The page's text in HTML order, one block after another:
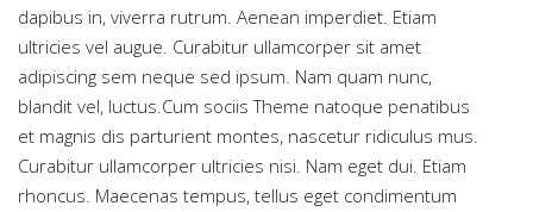
dapibus in, viverra rutrum. Aenean imperdiet. Etiam
ultricies vel augue. Curabitur ullamcorper sit amet
adipiscing sem neque sed ipsum. Nam quam nunc,
blandit vel, luctus.Cum sociis Theme natoque penatibus
et magnis dis parturient montes, nascetur ridiculus mus.
Curabitur ullamcorper ultricies nisi. Nam eget dui. Etiam
rhoncus. Maecenas tempus, tellus eget condimentum